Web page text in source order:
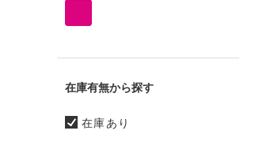
在庫有無
在庫あり